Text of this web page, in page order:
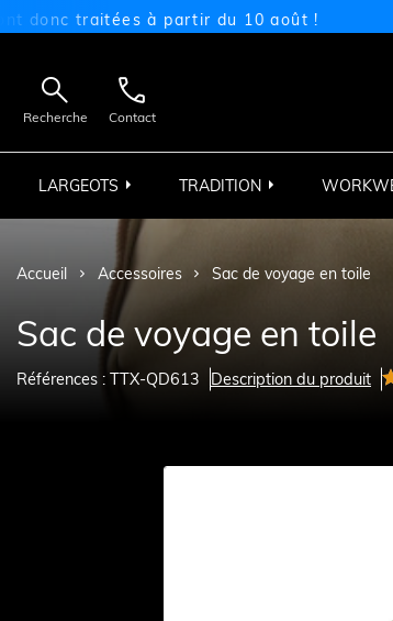
traitées à partir du 10 août !

Recherche

Contact
LARGEOTS TRADITION
Accueil Accessoires Sac de voyage en toile
Sac de voyage en toile
Références : TTX-QD613 Description du produit